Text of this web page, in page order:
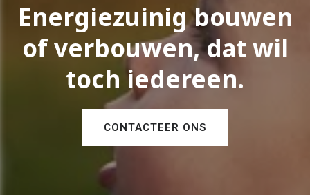
Energiezuinig bouwen
of verbouwen, dat wil
toch iedereen.
CONTACTEER ONS